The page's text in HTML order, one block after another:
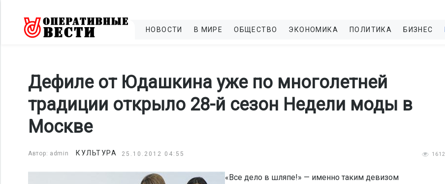
НОВОСТИ В МИРЕ ОБЩЕСТВО ЭКОНОМИКА ПОЛИТИКА БИЗНЕС
Дефиле от Юдашкина уже по многолетней
традиции открыло 28-й сезон Недели моды в
Москве
Автор: admin КУЛЬТУРА 25.10.2012 04:55 1612
«Все дело в шляпе!» — именно таким девизом